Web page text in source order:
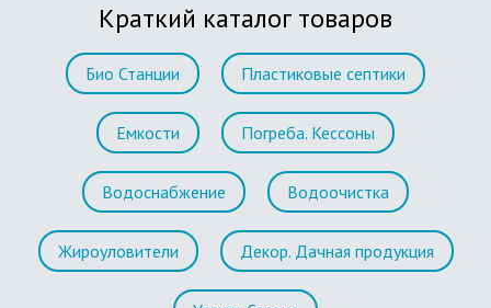
Краткий каталог товаров
Био Станции Пластиковые септики
Емкости Погреба. Кессоны
Водоснабжение Водоочистка
Жироуловители Декор. Дачная продукция